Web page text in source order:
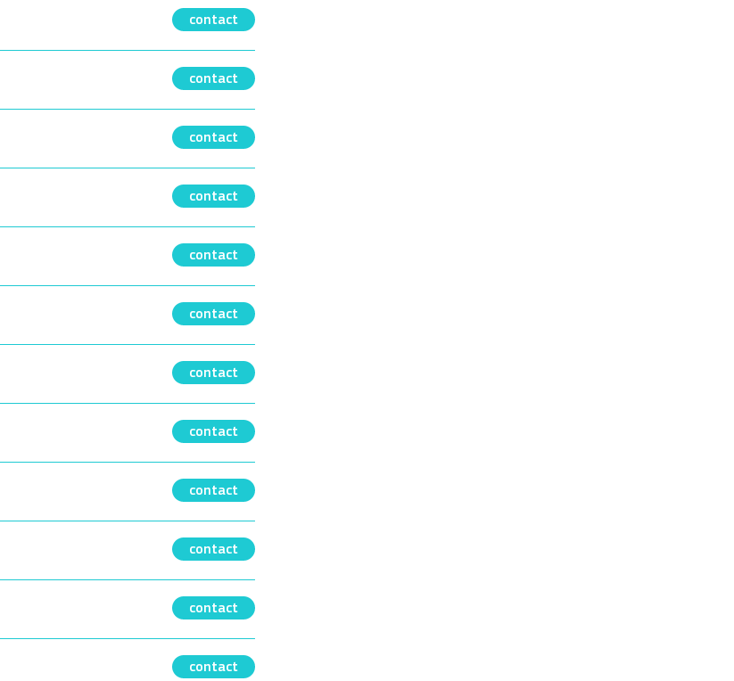
contact
contact
contact
contact
contact
contact
contact
contact
contact
contact
contact
contact